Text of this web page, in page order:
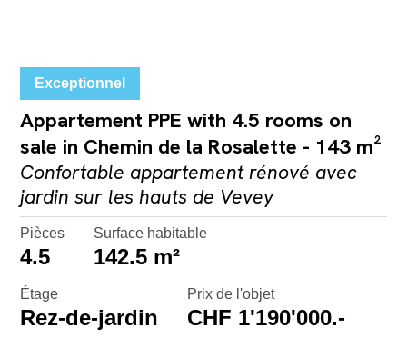
Exceptionnel
Appartement PPE with 4.5 rooms on
sale in Chemin de la Rosalette - 143 m²
Confortable appartement rénové avec
jardin sur les hauts de Vevey
Pièces
4.5
Surface habitable
142.5 m²
Étage
Rez-de-jardin
Prix de l'objet
CHF 1'190'000.-